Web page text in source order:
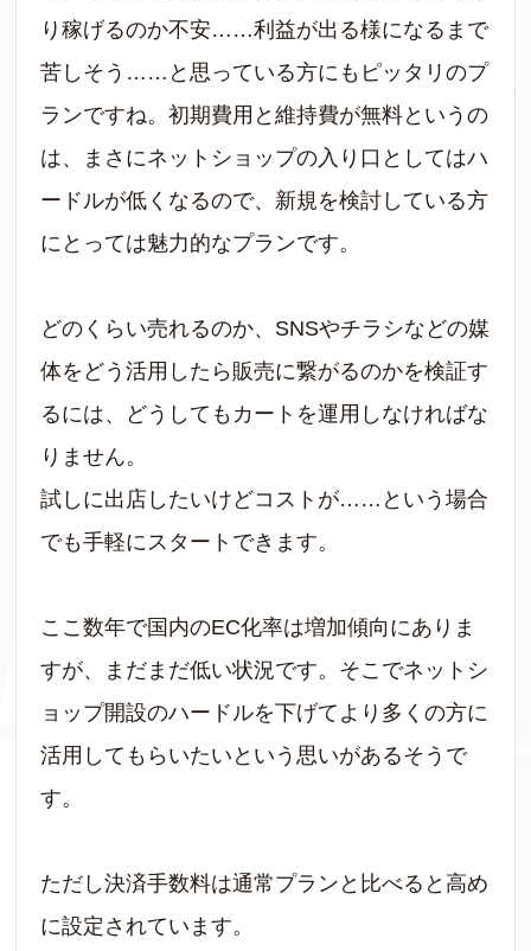
り稼げるのか不安……利益が出る様になるまで
苦しそう……と思っている方にもピッタリのプ
ランですね。初期費用と維持費が無料というの
は、まさにネットショップの入り口としてはハ
ードルが低くなるので、新規を検討している方
にとっては魅力的なプランです。
どのくらい売れるのか、SNSやチラシなどの媒
体をどう活用したら販売に繋がるのかを検証す
るには、どうしてもカートを運用しなければな
りません。
試しに出店したいけどコストが……という場合
でも手軽にスタートできます。
ここ数年で国内のEC化率は増加傾向にありま
すが、まだまだ低い状況です。そこでネットシ
ョップ開設のハードルを下げてより多くの方に
活用してもらいたいという思いがあるそうで
す。
ただし決済手数料は通常プランと比べると高め
に設定されています。